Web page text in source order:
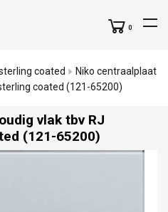
0
coated
Niko centraalplaat
coated (121-65200)
vlak tbv RJ
(121-65200)